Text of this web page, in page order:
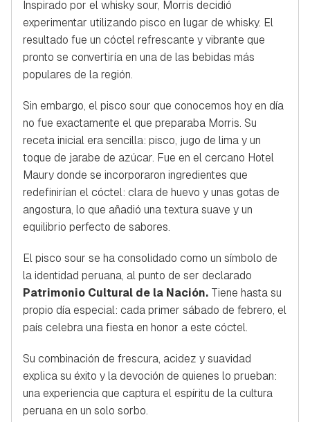
Inspirado por el whisky sour, Morris decidió
experimentar utilizando pisco en lugar de whisky. El
resultado fue un cóctel refrescante y vibrante que
pronto se convertiría en una de las bebidas más
populares de la región.
Sin embargo, el pisco sour que conocemos hoy en día
no fue exactamente el que preparaba Morris. Su
receta inicial era sencilla: pisco, jugo de lima y un
toque de jarabe de azúcar. Fue en el cercano Hotel
Maury donde se incorporaron ingredientes que
redefinirían el cóctel: clara de huevo y unas gotas de
angostura, lo que añadió una textura suave y un
equilibrio perfecto de sabores.
El pisco sour se ha consolidado como un símbolo de
la identidad peruana, al punto de ser declarado
Patrimonio Cultural de la Nación. Tiene hasta su
propio día especial: cada primer sábado de febrero, el
país celebra una fiesta en honor a este cóctel.
Su combinación de frescura, acidez y suavidad
explica su éxito y la devoción de quienes lo prueban:
una experiencia que captura el espíritu de la cultura
peruana en un solo sorbo.